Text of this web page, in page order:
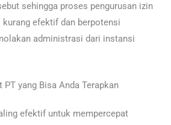
sehingga proses pengurusan izin
kurang efektif dan berpotensi
administrasi dari instansi
yang Bisa Anda Terapkan
efektif untuk mempercepat